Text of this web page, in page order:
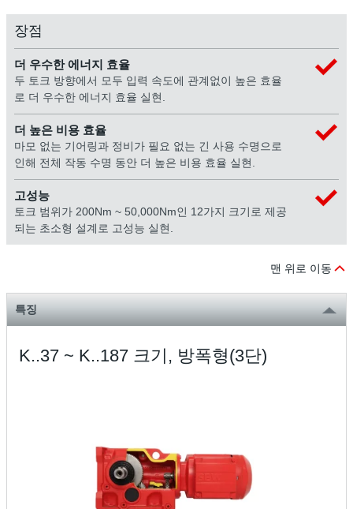
장점
더 우수한 에너지 효율
두 토크 방향에서 모두 입력 속도에 관계없이 높은 효율
로 더 우수한 에너지 효율 실현.
더 높은 비용 효율
마모 없는 기어링과 정비가 필요 없는 긴 사용 수명으로
인해 전체 작동 수명 동안 더 높은 비용 효율 실현.
고성능
토크 범위가 200Nm ~ 50,000Nm인 12가지 크기로 제공
되는 초소형 설계로 고성능 실현.
맨 위로 이동
특징
K..37 ~ K..187 크기, 방폭형(3단)